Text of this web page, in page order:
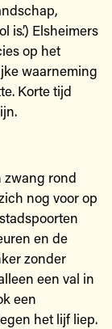
Elsheimers
op het
waarneming
Korte tijd
zwang rond
nog voor op
en de
zonder
een val in
een
het lijf liep.